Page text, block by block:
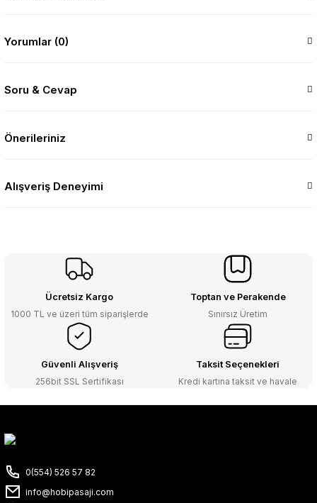
Yorumlar (0)
Soru & Cevap
Önerileriniz
Alışveriş Deneyimi
Ücretsiz Kargo
1000 TL ve üzeri tüm siparişlerde
Toptan ve Perakende
Sınırsız Üretim
Güvenli Alışveriş
256bit SSL Sertifikası
Taksit Seçenekleri
Kredi kartına taksit ve havale
0(554) 526 57 82
info@hobipasaji.com